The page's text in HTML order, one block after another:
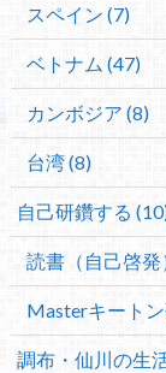
スペイン (7)
ベトナム (47)
カンボジア (8)
台湾 (8)
自己研鑽する
読書（自己啓発
Masterキート
調布・仙川の生